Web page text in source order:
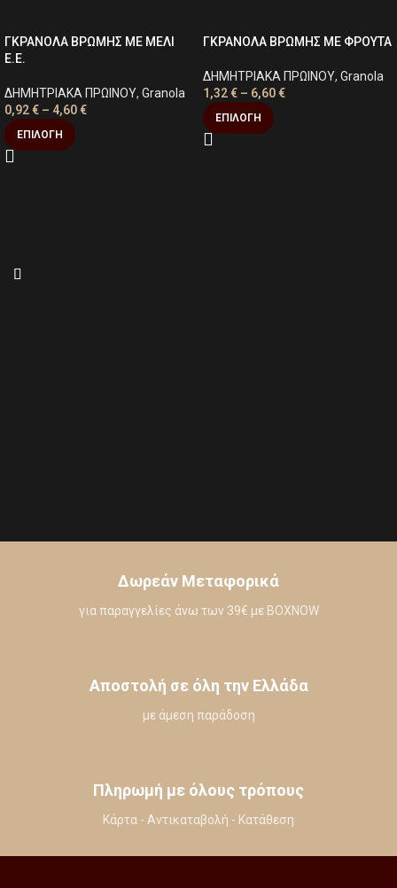
ΓΚΡΑΝΟΛΑ ΒΡΩΜΗΣ ΜΕ ΜΕΛΙ
Ε.Ε.
ΔΗΜΗΤΡΙΑΚΑ ΠΡΩΙΝΟΥ, Granola
0,92€ – 4,60€
ΕΠΙΛΟΓΉ
ΓΚΡΑΝΟΛΑ ΒΡΩΜΗΣ ΜΕ ΦΡΟΥΤΑ
ΔΗΜΗΤΡΙΑΚΑ ΠΡΩΙΝΟΥ, Granola
1,32€ – 6,60€
ΕΠΙΛΟΓΉ
Δωρεάν Μεταφορικά
για παραγγελίες άνω των 39€ με BOXNOW
Αποστολή σε όλη την Ελλάδα
με άμεση παράδοση
Πληρωμή με όλους τρόπους
Κάρτα - Αντικαταβολή - Κατάθεση